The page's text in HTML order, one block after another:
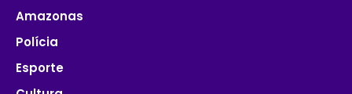
Amazonas
Polícia
Esporte